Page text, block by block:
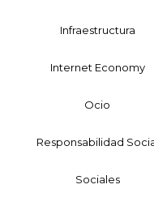
Infraestructura
Internet Economy
Ocio
Responsabilidad
Sociales